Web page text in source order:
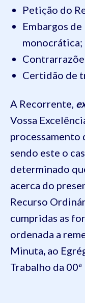
Petição do
Embargos
monocrática;
Certidão de
A Recorrente,
Vossa
processamento
sendo este o
determinado
acerca do
Recurso
cumpridas as
ordenada a
Minuta, ao
Trabalho da 00ª